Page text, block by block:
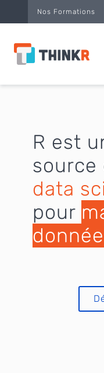
Nos Formations
ThinkR
Ren
R est
data
pour
Panneau de gestion